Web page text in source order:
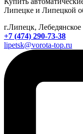
Липецке и Липецкой
г.Липецк,
+7 (474) 290-73-38
lipetsk@vorota-top.ru